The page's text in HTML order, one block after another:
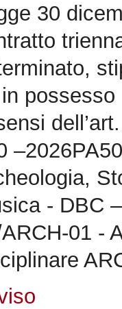
30
possesso
- DBC
01 -